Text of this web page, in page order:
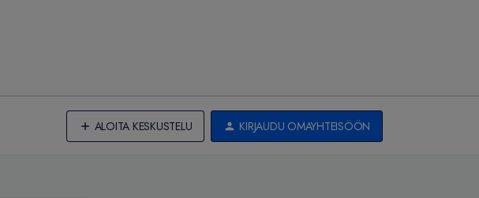
ALOITA KESKUSTELU KIRJAUDU OMAYHTEISÖÖN